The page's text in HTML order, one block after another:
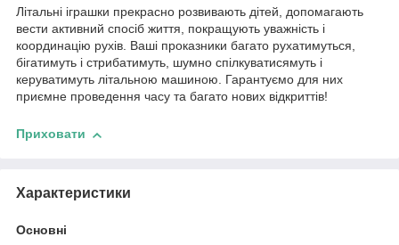
Літальні іграшки прекрасно розвивають дітей, допомагають
вести активний спосіб життя, покращують уважність і
координацію рухів. Ваші проказники багато рухатимуться,
бігатимуть і стрибатимуть, шумно спілкуватисямуть і
керуватимуть літальною машиною. Гарантуємо для них
приємне проведення часу та багато нових відкриттів!
Приховати
Характеристики
Основні